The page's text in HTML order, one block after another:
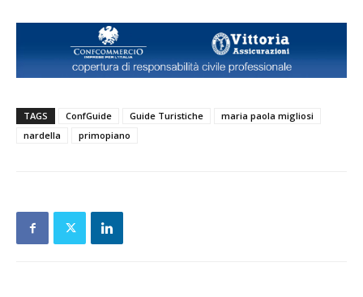
TAGS ConfGuide Guide Turistiche
maria paola migliosi
nardella
primopiano